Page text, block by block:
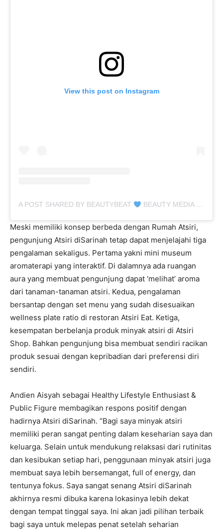
View this post on Instagram
A POST SHARED BY BEAUTYBEAT BEAUTY MEDIA (@BEAUTYBEAT.IND)
Meski memiliki konsep berbeda dengan Rumah Atsiri,
pengunjung Atsiri diSarinah tetap dapat menjelajahi tiga
pengalaman sekaligus. Pertama yakni mini museum
aromaterapi yang interaktif. Di dalamnya ada ruangan
aura yang membuat pengunjung dapat ‘melihat’ aroma
dari tanaman-tanaman atsiri. Kedua, pengalaman
bersantap dengan set menu yang sudah disesuaikan
wellness plate ratio di restoran Atsiri Eat. Ketiga,
kesempatan berbelanja produk minyak atsiri di Atsiri
Shop. Bahkan pengunjung bisa membuat sendiri racikan
produk sesuai dengan kepribadian dari preferensi diri
sendiri.
Andien Aisyah sebagai Healthy Lifestyle Enthusiast &
Public Figure membagikan respons positif dengan
hadirnya Atsiri diSarinah. “Bagi saya minyak atsiri
memiliki peran sangat penting dalam keseharian saya dan
keluarga. Selain untuk mendukung relaksasi dari rutinitas
dan kesibukan setiap hari, penggunaan minyak atsiri juga
membuat saya lebih bersemangat, full of energy, dan
tentunya fokus. Saya sangat senang Atsiri diSarinah
akhirnya resmi dibuka karena lokasinya lebih dekat
dengan tempat tinggal saya. Ini akan jadi pilihan terbaik
bagi saya untuk melepas penat setelah seharian